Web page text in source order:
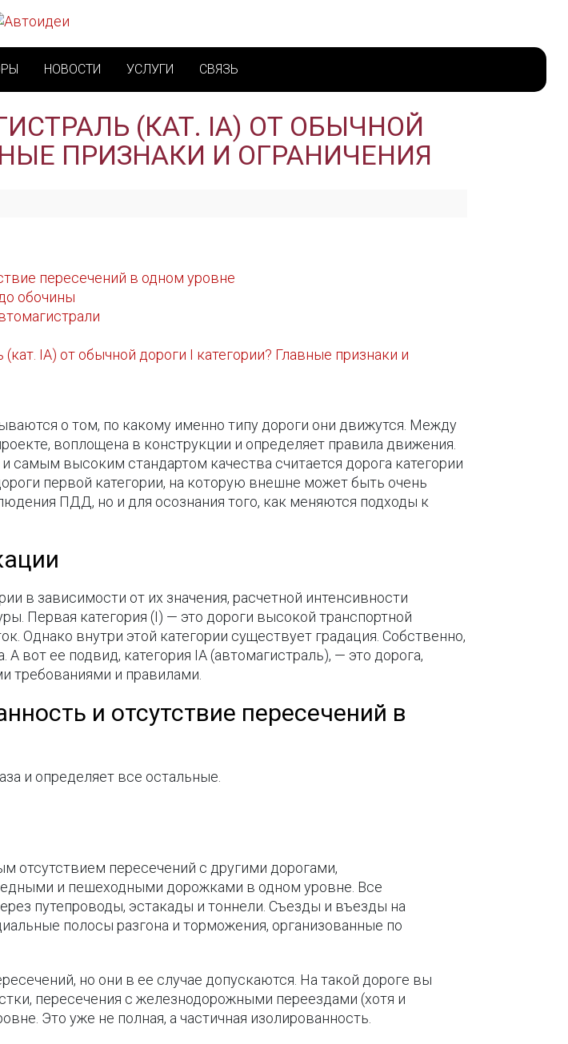
НОВОСТИ УСЛУГИ СВЯЗЬ
(КАТ. IА) ОТ ОБЫЧНОЙ
ПРИЗНАКИ И ОГРАНИЧЕНИЯ
пересечений в одном уровне
обочины
IА) от обычной дороги I категории? Главные признаки и
о том, по какому именно типу дороги они движутся. Между
воплощена в конструкции и определяет правила движения.
высоким стандартом качества считается дорога категории
первой категории, на которую внешне может быть очень
ПДД, но и для осознания того, как меняются подходы к
в зависимости от их значения, расчетной интенсивности
Первая категория (I) — это дороги высокой транспортной
Однако внутри этой категории существует градация. Собственно,
вот ее подвид, категория IА (автомагистраль), — это дорога,
требованиями и правилами.
и отсутствие пересечений в
и определяет все остальные.
отсутствием пересечений с другими дорогами,
и пешеходными дорожками в одном уровне. Все
путепроводы, эстакады и тоннели. Съезды и въезды на
полосы разгона и торможения, организованные по
но они в ее случае допускаются. На такой дороге вы
пересечения с железнодорожными переездами (хотя и
Это уже не полная, а частичная изолированность.